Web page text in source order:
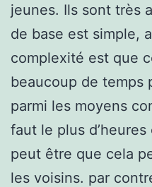
jeunes. Ils sont très
de base est simple,
complexité est que
beaucoup de temps
parmi les moyens
faut le plus
peut être que cela
les voisins. par